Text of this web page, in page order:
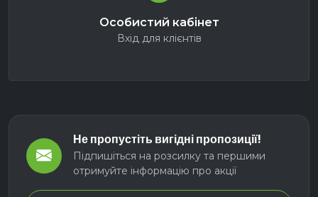
Особистий кабінет
Вхід для клієнтів
Не пропустіть вигідні пропозиції!
Підпишіться на розсилку та першими
отримуйте інформацію про акції